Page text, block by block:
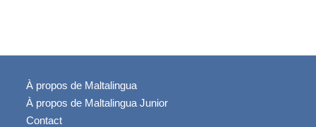
À propos de Maltalingua
À propos de Maltalingua Junior
Contact